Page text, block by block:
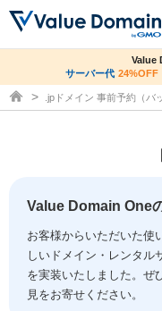
ドメイントップ
ドメイン移管
ドメイン価格一覧
ドメイン一括検索
コアサーバー
バリューサーバー
XREA
セキュリティトップ
Value Domain ネットde診断
SSL証明書
サービストップ
お得意様割引
co.jpドメイン✕コ
サーバ
Value
サーバー代 24%OFF
ドメイン取得ならバリュード
.jpドメイン 事前予約（バ
Value Domain One
お客様からいただいた使
しいドメイン・レンタル
を実装いたしました。ぜ
見をお寄せください。